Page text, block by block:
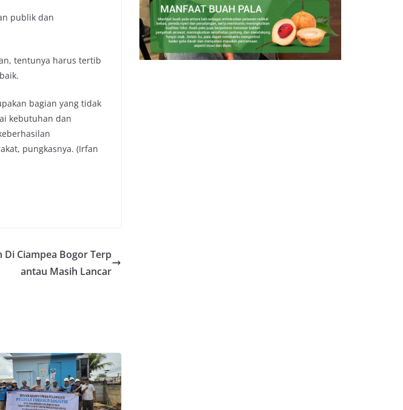
publik dan
tentunya harus tertib
bagian yang tidak
kebutuhan dan
pungkasnya. (Irfan
Di Ciampea Bogor Terp
antau Masih Lancar